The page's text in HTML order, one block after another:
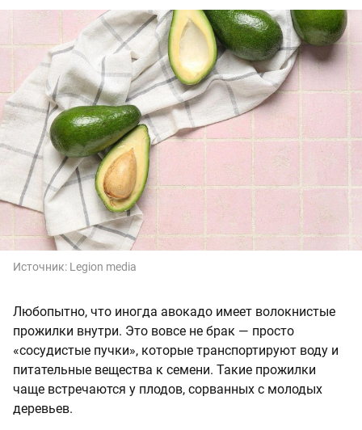
Источник: Legion media
Любопытно, что иногда авокадо имеет волокнистые
прожилки внутри. Это вовсе не брак — просто
«сосудистые пучки», которые транспортируют воду и
питательные вещества к семени. Такие прожилки
чаще встречаются у плодов, сорванных с молодых
деревьев.